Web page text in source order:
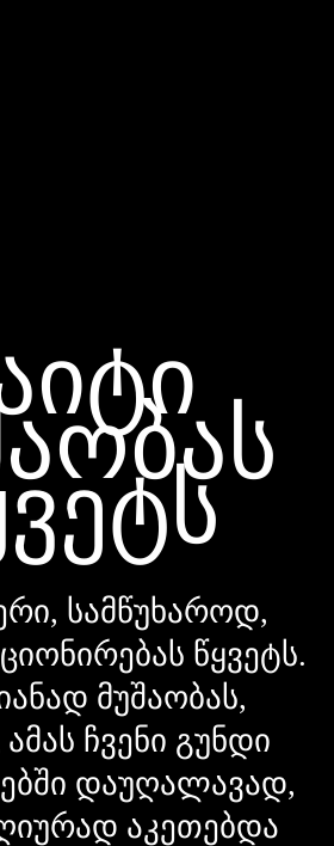
სამწუხაროდ,
წყვეტს.
მუშაობას,
ჩვენი გუნდი
დაუღალავად,
აკეთებდა